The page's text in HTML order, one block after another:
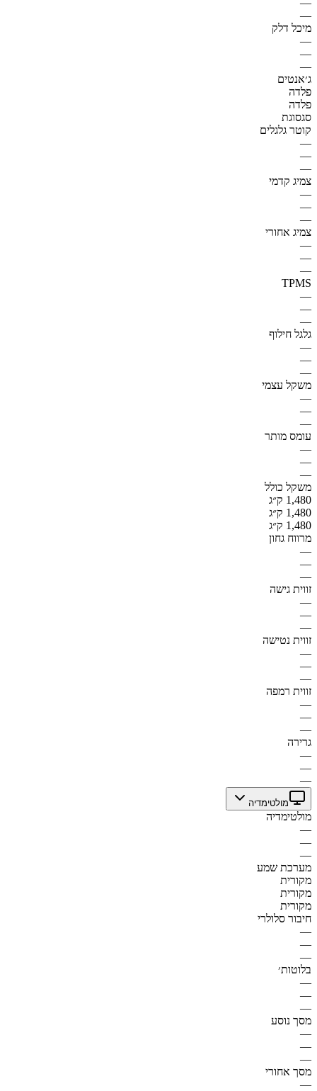
—
מיכל דלק
—
—
—
ג׳אנטים
פלדה
פלדה
סגסוגת
קוטר גלגלים
—
—
—
צמיג קדמי
—
—
—
צמיג אחורי
—
—
—
TPMS
—
—
—
גלגל חילוף
—
—
—
משקל עצמי
—
—
—
עומס מותר
—
—
—
משקל כולל
1,480 ק״ג
1,480 ק״ג
1,480 ק״ג
מרווח גחון
—
—
—
זווית גישה
—
—
—
זווית נטישה
—
—
—
זווית רמפה
—
—
—
גרירה
—
—
—
מולטימדיה
מולטימדיה
—
—
—
מערכת שמע
מקורית
מקורית
מקורית
חיבור סלולרי
—
—
—
בלוטות׳
—
—
—
מסך נוסע
—
—
—
מסך אחורי
—